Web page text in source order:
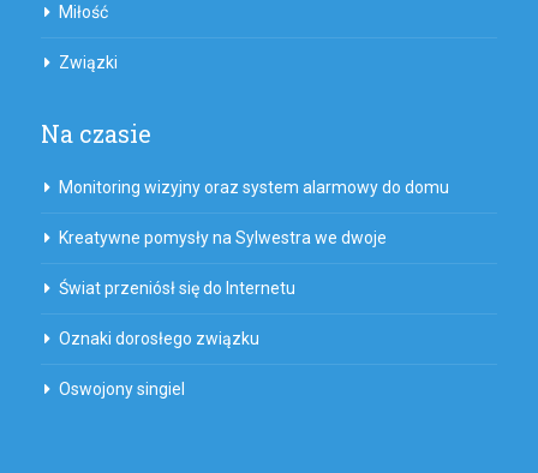
Miłość
Związki
Na czasie
Monitoring wizyjny oraz system alarmowy do domu
Kreatywne pomysły na Sylwestra we dwoje
Świat przeniósł się do Internetu
Oznaki dorosłego związku
Oswojony singiel